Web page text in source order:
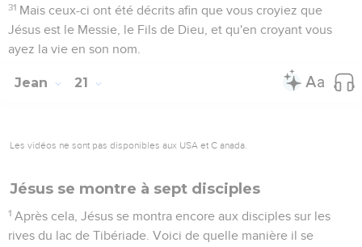
31 Mais ceux-ci ont été décrits afin que vous croyiez que
Jésus est le Messie, le Fils de Dieu, et qu'en croyant vous
ayez la vie en son nom.
Jean 21
Les vidéos ne sont pas disponibles aux USA et C anada.
Jésus se montre à sept disciples
1 Après cela, Jésus se montra encore aux disciples sur les
rives du lac de Tibériade. Voici de quelle manière il se